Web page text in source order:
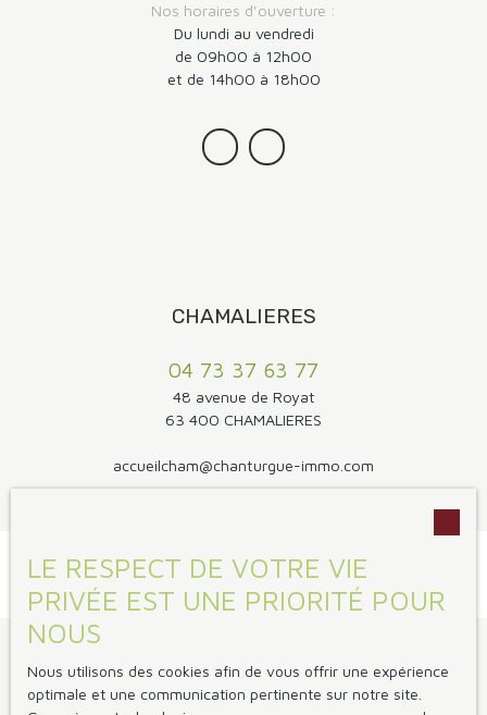
Nos horaires d'ouverture :
Du lundi au vendredi
de 09h00 à 12h00
et de 14h00 à 18h00
CHAMALIERES
04 73 37 63 77
48 avenue de Royat
63 400 CHAMALIERES
accueilcham@chanturgue-immo.com
Vendre avec nous
LE RESPECT DE VOTRE VIE
PRIVÉE EST UNE PRIORITÉ POUR
NOUS
Nous utilisons des cookies afin de vous offrir une expérience
optimale et une communication pertinente sur notre site.